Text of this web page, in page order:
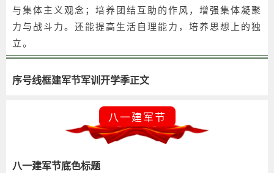
与集体主义观念；培养团结互助的作风，增强集体凝聚
力与战斗力。还能提高生活自理能力，培养思想上的独
立。
序号线框建军节军训开学季正文
八一建军节
八一建军节底色标题